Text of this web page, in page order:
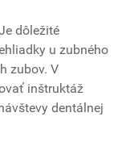
dôležité
u zubného
zubov. V
inštruktáž
dentálnej